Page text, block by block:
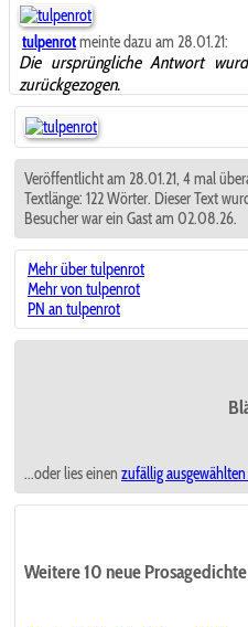
tulpenrotmeinte dazu am 28.01.21:
Die ursprüngliche Antwort
zurückgezogen.
Veröffentlicht am 28.01.21, 4 mal
Textlänge: 122 Wörter. Dieser Text
Besucher war ein Gast am 02.08.26.
Mehr über tulpenrot
Mehr von tulpenrot
PN an tulpenrot
...oder lies einen zufällig ausgewählten
Weitere 10 neue